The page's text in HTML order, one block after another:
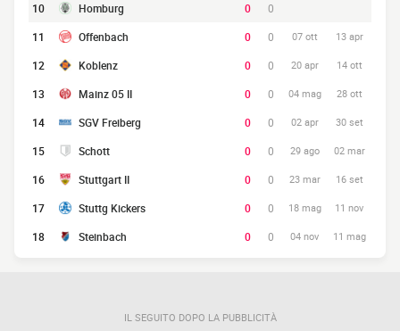
10 Homburg 0
0
11
Offenbach 0 0 07 ott 13 apr
12 Koblenz 0 0 20 apr 14 ott
13 Mainz 05 II 0 0 04 mag 28 ott
14 SGV Freiberg 0 0 02 apr 30 set
15 Schott 0 0 29 ago 02 mar
16 Stuttgart II 0 0 23 mar 16 set
17 Stuttg Kickers 0 0 18 mag 11 nov
18 Steinbach 0 0 04 nov 11 mag
IL SEGUITO DOPO LA PUBBLICITÀ